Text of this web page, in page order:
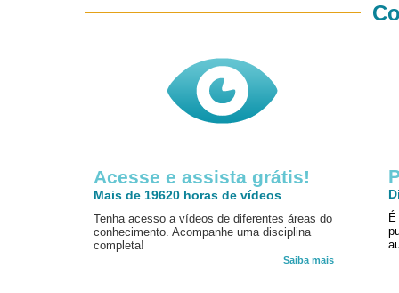
Acesse e assista grátis!
Mais de 19620 horas de vídeos
Tenha acesso a vídeos de diferentes áreas do
conhecimento. Acompanhe uma disciplina
completa!
Saiba mais